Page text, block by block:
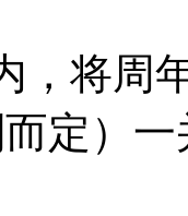
，将周
定）一